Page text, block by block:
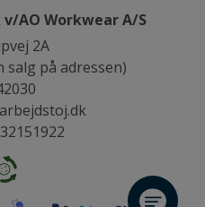
AO Workwear A/S
2A
salg på adressen)